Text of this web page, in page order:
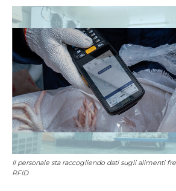
Il personale sta raccogliendo dati sugli alimenti
RFID